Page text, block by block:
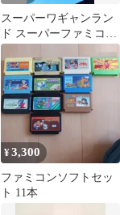
スーパーワギャンラン
ド スーパーファミコン
ソフト 基板クリーニン
グ済
¥3,300
ファミコンソフトセッ
ト 11本